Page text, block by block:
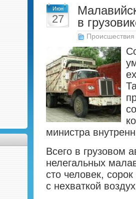
Июн
27
в
Происшествия
министра
Всего в грузовом
нелегальных
сто человек,
с нехваткой